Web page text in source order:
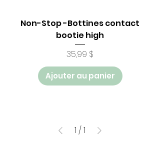
Non-Stop -Bottines contact
bootie high
Prix
35,99 $
Ajouter au panier
1 /1